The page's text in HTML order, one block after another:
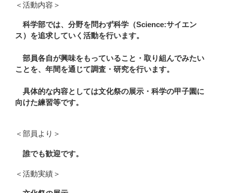
＜活動内容＞
科学部では、分野を問わず科学（Science:サイエン
ス）を追求していく活動を行います。
部員各自が興味をもっていること・取り組んでみたい
ことを、年間を通じて調査・研究を行います。
具体的な内容としては文化祭の展示・科学の甲子園に
向けた練習等です。
＜部員より＞
誰でも歓迎です。
＜活動実績＞